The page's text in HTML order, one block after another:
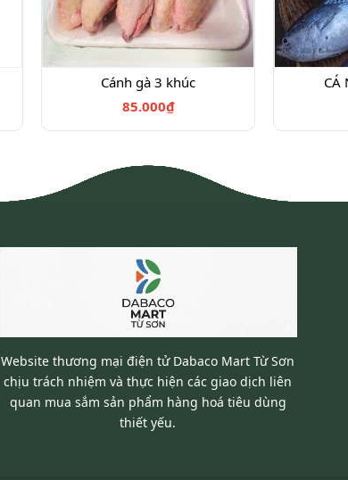
Cánh gà 3 khúc
85.000₫
CÁ
Website thương mại điện tử Dabaco Mart Từ Sơn
chịu trách nhiệm và thực hiện các giao dịch liên
quan mua sắm sản phẩm hàng hoá tiêu dùng
thiết yếu.